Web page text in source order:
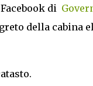
di
della cabina